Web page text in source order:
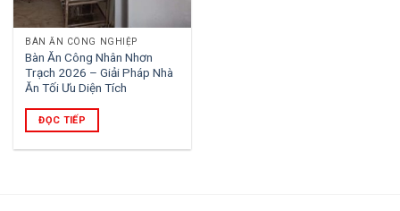
BÀN ĂN CÔNG NGHIỆP
Bàn Ăn Công Nhân Nhơn
Trạch 2026 – Giải Pháp Nhà
Ăn Tối Ưu Diện Tích
ĐỌC TIẾP